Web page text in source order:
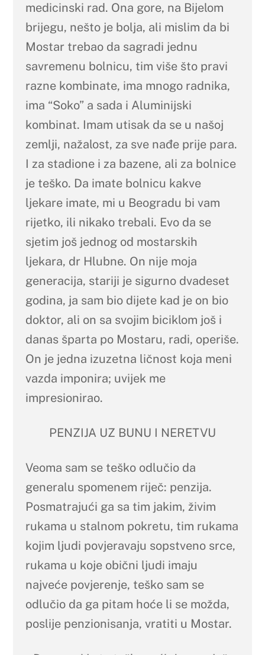
medicinski rad. Ona gore, na Bijelom
brijegu, nešto je bolja, ali mislim da bi
Mostar trebao da sagradi jednu
savremenu bolnicu, tim više što pravi
razne kombinate, ima mnogo radnika,
ima “Soko” a sada i Aluminijski
kombinat. Imam utisak da se u našoj
zemlji, nažalost, za sve nađe prije para.
I za stadione i za bazene, ali za bolnice
je teško. Da imate bolnicu kakve
ljekare imate, mi u Beogradu bi vam
rijetko, ili nikako trebali. Evo da se
sjetim još jednog od mostarskih
ljekara, dr Hlubne. On nije moja
generacija, stariji je sigurno dvadeset
godina, ja sam bio dijete kad je on bio
doktor, ali on sa svojim biciklom još i
danas šparta po Mostaru, radi, operiše.
On je jedna izuzetna ličnost koja meni
vazda imponira; uvijek me
impresionirao.
PENZIJA UZ BUNU I NERETVU
Veoma sam se teško odlučio da
generalu spomenem riječ: penzija.
Posmatrajući ga sa tim jakim, živim
rukama u stalnom pokretu, tim rukama
kojim ljudi povjeravaju sopstveno srce,
rukama u koje obični ljudi imaju
najveće povjerenje, teško sam se
odlučio da ga pitam hoće li se možda,
poslije penzionisanja, vratiti u Mostar.